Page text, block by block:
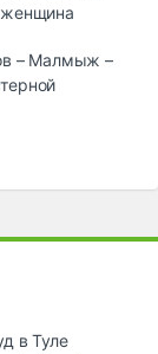
женщина
– Малмыж –
в Туле